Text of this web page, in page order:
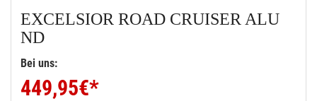
EXCELSIOR ROAD CRUISER ALU
ND
Bei uns:
449,95€*